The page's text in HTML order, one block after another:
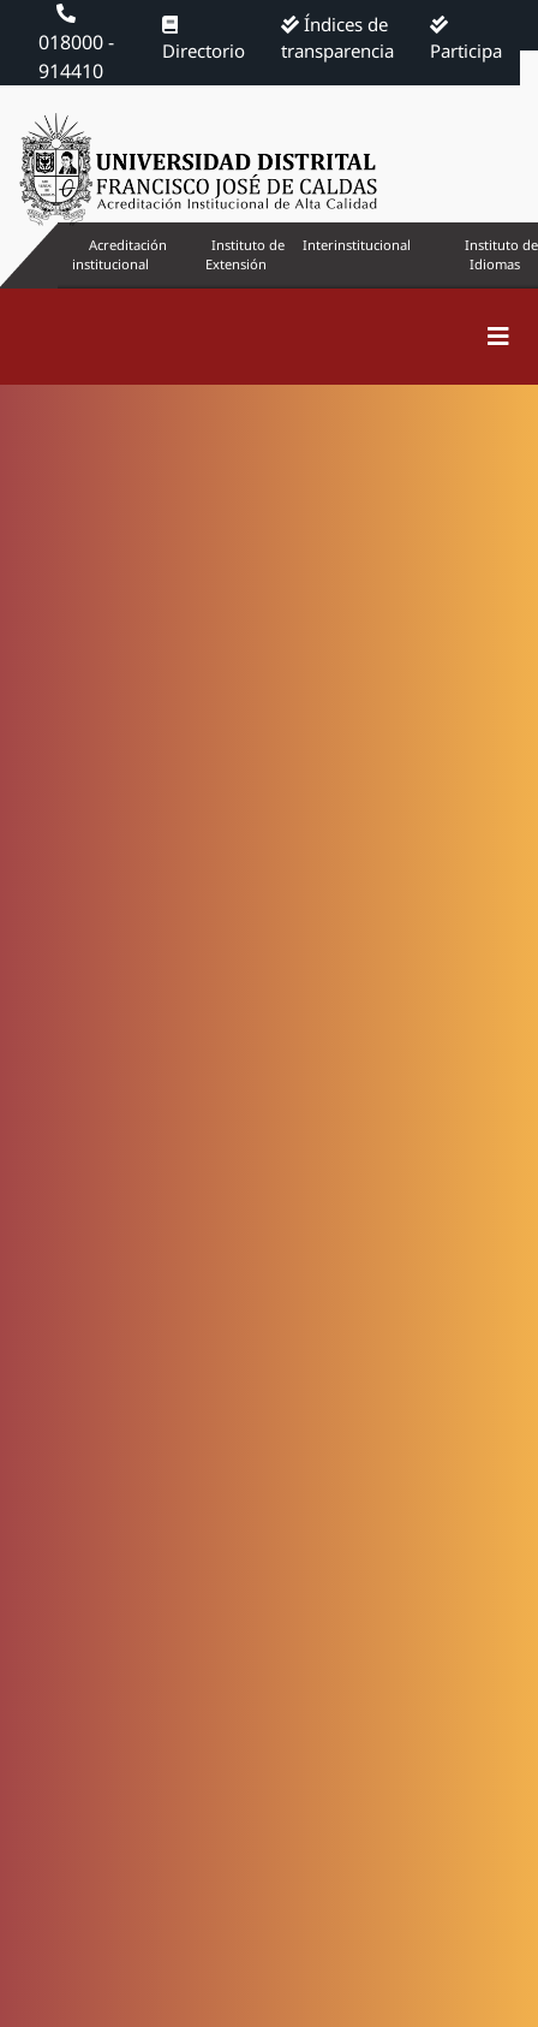
018000 -
914410
Directorio
Índices de
transparencia
Participa
Acreditación
institucional
Instituto de
Extensión
Interinstitucional
Instituto de
Idiomas